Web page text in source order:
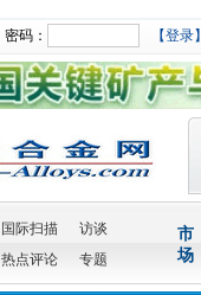
密码： 【登录】
国际扫描
访谈
热点评论 专题
市
场